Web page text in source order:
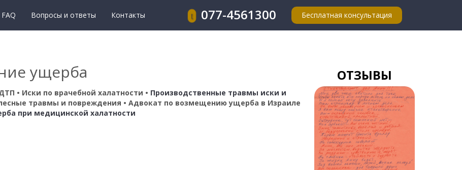
FAQ Вопросы и ответы Контакты 077-4561300 Бесплатная консультация
ущерба
• Иски по врачебной халатности • Производственные травмы иски и
травмы и повреждения •Адвокат по возмещению ущерба в Израиле
при медицинской халатности
ОТЗЫВЫ